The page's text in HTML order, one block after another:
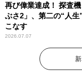
再び偉業達成！ 探査
ぶさ2」、第二の“人生
こなす
2026.07.07